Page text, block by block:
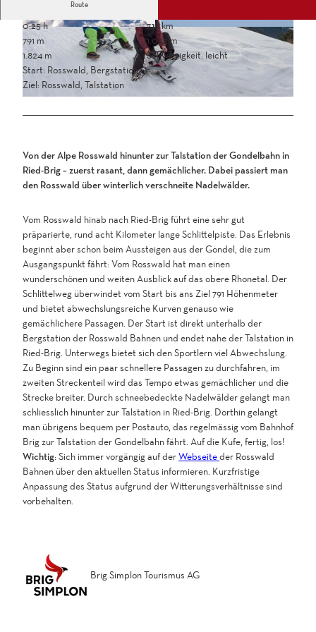
Route
0:25 h
7,18 km
791 m
1.032 m
1.824 m
Schwierigkeit: leicht
Start: Rosswald, Bergstation
Ziel: Rosswald, Talstation
Von der Alpe Rosswald hinunter zur Talstation der Gondelbahn in
Ried-Brig – zuerst rasant, dann gemächlicher. Dabei passiert man
den Rosswald über winterlich verschneite Nadelwälder.
Vom Rosswald hinab nach Ried-Brig führt eine sehr gut
präparierte, rund acht Kilometer lange Schlittelpiste. Das Erlebnis
beginnt aber schon beim Aussteigen aus der Gondel, die zum
Ausgangspunkt fährt: Vom Rosswald hat man einen
wunderschönen und weiten Ausblick auf das obere Rhonetal. Der
Schlittelweg überwindet vom Start bis ans Ziel 791 Höhenmeter
und bietet abwechslungsreiche Kurven genauso wie
gemächlichere Passagen. Der Start ist direkt unterhalb der
Bergstation der Rosswald Bahnen und endet nahe der Talstation in
Ried-Brig. Unterwegs bietet sich den Sportlern viel Abwechslung.
Zu Beginn sind ein paar schnellere Passagen zu durchfahren, im
zweiten Streckenteil wird das Tempo etwas gemächlicher und die
Strecke breiter. Durch schneebedeckte Nadelwälder gelangt man
schliesslich hinunter zur Talstation in Ried-Brig. Dorthin gelangt
man übrigens bequem per Postauto, das regelmässig vom Bahnhof
Brig zur Talstation der Gondelbahn fährt. Auf die Kufe, fertig, los!
Wichtig: Sich immer vorgängig auf derWebseiteder Rosswald
Bahnen über den aktuellen Status informieren. Kurzfristige
Anpassung des Status aufgrund der Witterungsverhältnisse sind
vorbehalten.
Brig Simplon Tourismus AG